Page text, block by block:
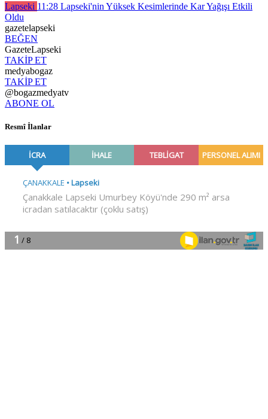
Lapseki 11:28 Lapseki'nin Yüksek Kesimlerinde Kar Yağışı Etkili
Oldu
gazetelapseki
BEĞEN
GazeteLapseki
TAKİP ET
medyabogaz
TAKİP ET
@bogazmedyatv
ABONE OL
Resmî İlanlar